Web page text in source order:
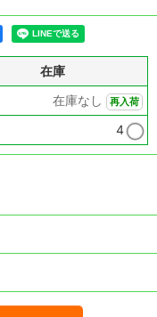
在庫
在庫なし 再入荷
4